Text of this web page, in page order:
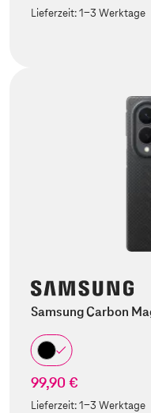
Lieferzeit:1-3 Werktage
Samsung Carbon
99,90 €
Lieferzeit:1-3 Werktage